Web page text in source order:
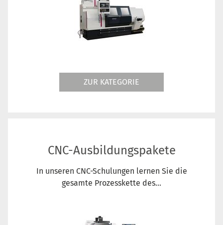
ZUR KATEGORIE
CNC-Ausbildungspakete
In unseren CNC-Schulungen lernen Sie die
gesamte Prozesskette des...